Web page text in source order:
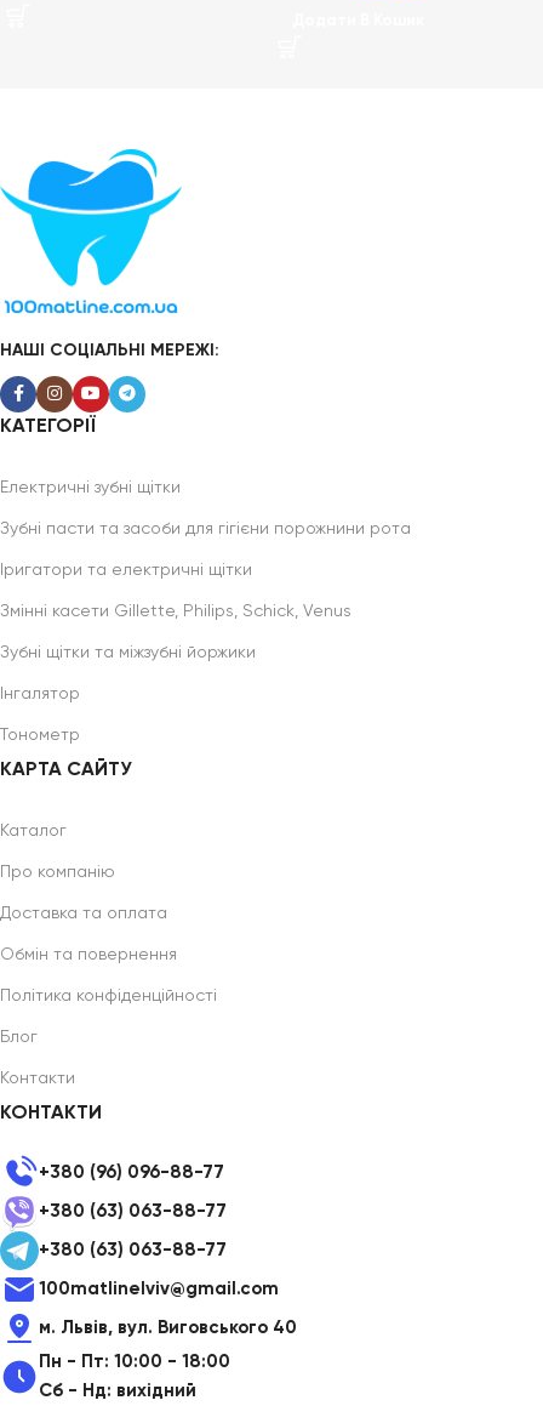
НАШІ СОЦІАЛЬНІ МЕРЕЖІ:
КАТЕГОРІЇ
Електричні зубні щітки
Зубні пасти та засоби для гігієни порожнини рота
Іригатори та електричні щітки
Змінні касети Gillette, Philips, Schick, Venus
Зубні щітки та міжзубні йоржики
Інгалятор
Тонометр
КАРТА САЙТУ
Каталог
Про компанію
Доставка та оплата
Обмін та повернення
Політика конфіденційності
Блог
Контакти
КОНТАКТИ
+380 (96) 096-88-77
+380 (63) 063-88-77
+380 (63) 063-88-77
100matlinelviv@gmail.com
м. Львів, вул. Виговського 40
Пн - Пт: 10:00 - 18:00
Сб - Нд: вихідний